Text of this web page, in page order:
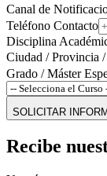
Canal de
Teléfono Contacto
Disciplina
Ciudad / Provincia /
Grado / Máster
SOLICITAR
Recibe